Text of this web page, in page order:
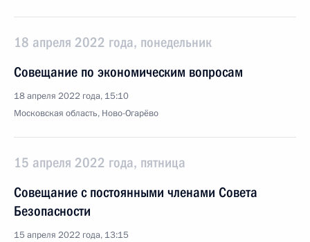
18 апреля 2022 года, понедельник
Совещание по экономическим вопросам
18 апреля 2022 года, 15:10
Московская область, Ново-Огарёво
15 апреля 2022 года, пятница
Совещание с постоянными членами Совета
Безопасности
15 апреля 2022 года, 13:15